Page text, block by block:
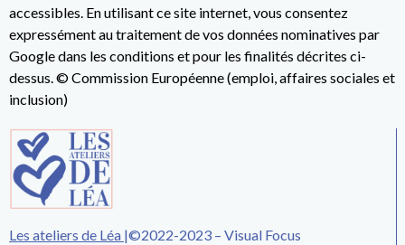
accessibles. En utilisant ce site internet, vous consentez
expressément au traitement de vos données nominatives par
Google dans les conditions et pour les finalités décrites ci-
dessus. © Commission Européenne (emploi, affaires sociales et
inclusion)
Les ateliers de Léa |©2022-2023 – Visual Focus